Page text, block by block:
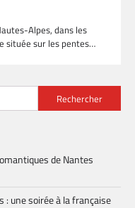
Alpes, dans les
située sur les pentes…
Rechercher
de Nantes
: une soirée à la française